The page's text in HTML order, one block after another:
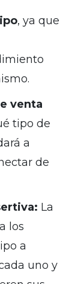
, ya que
venta
tipo de
a
de
La
los
a
uno y